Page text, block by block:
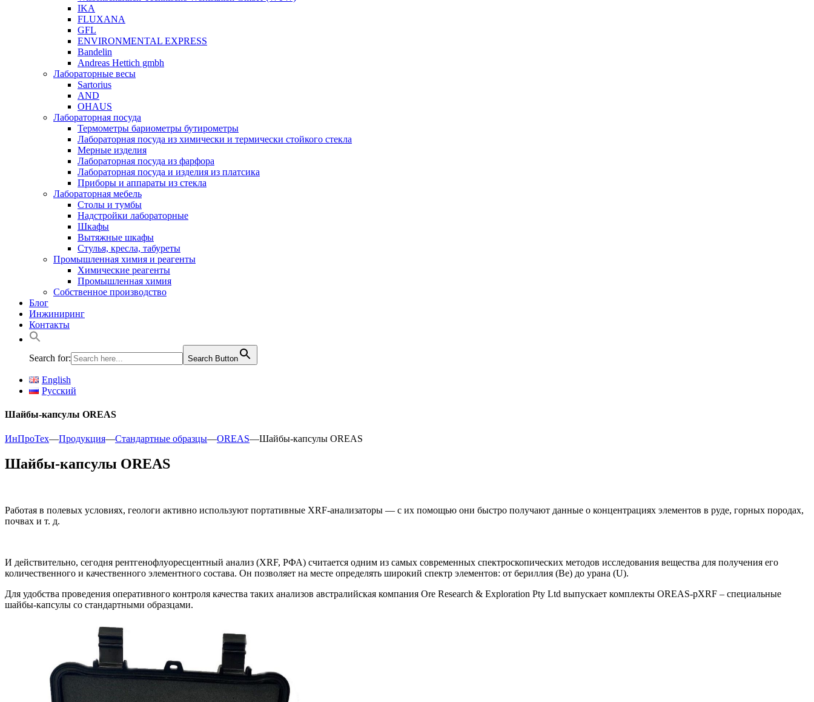
IKA
FLUXANA
GFL
ENVIRONMENTAL EXPRESS
Bandelin
Andreas Hettich gmbh
Лабораторные весы
Sartorius
AND
OHAUS
Лабораторная посуда
Термометры бариометры бутирометры
Лабораторная посуда из химически и термически стойкого стекла
Мерные изделия
Лабораторная посуда из фарфора
Лабораторная посуда и изделия из платсика
Приборы и аппараты из стекла
Лабораторная мебель
Столы и тумбы
Надстройки лабораторные
Шкафы
Вытяжные шкафы
Стулья, кресла, табуреты
Промышленная химия и реагенты
Химические реагенты
Промышленная химия
Собственное производство
Блог
Инжиниринг
Контакты
Search for: Search Button
English
Русский
Шайбы-капсулы OREAS
ИнПроТех—Продукция—Стандартные образцы—OREAS—Шайбы-капсулы OREAS
Шайбы-капсулы OREAS
Работая в полевых условиях, геологи активно используют портативные XRF-анализаторы — с их помощью они быстро получают данные о концентрациях элементов в руде, горных породах,
почвах и т. д.
И действительно, сегодня рентгенофлуоресцентный анализ (XRF, РФА) считается одним из самых современных спектроскопических методов исследования вещества для получения его
количественного и качественного элементного состава. Он позволяет на месте определять широкий спектр элементов: от бериллия (Be) до урана (U).
Для удобства проведения оперативного контроля качества таких анализов австралийская компания Ore Research & Exploration Pty Ltd выпускает комплекты OREAS-pXRF – специальные
шайбы-капсулы со стандартными образцами.